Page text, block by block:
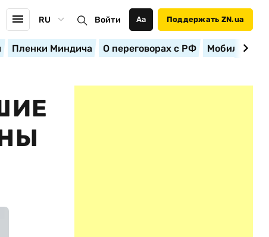
RU Войти Аа Поддержать ZN.ua
Пленки Миндича О переговорах с РФ